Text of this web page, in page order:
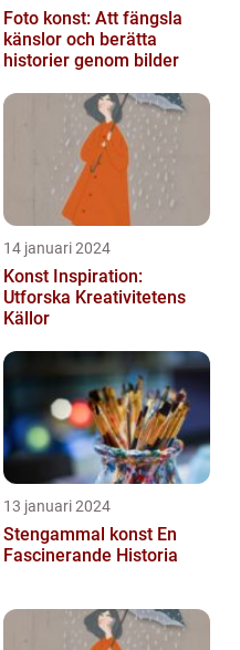
Foto konst: Att fängsla
känslor och berätta
historier genom bilder
14 januari 2024
Konst Inspiration:
Utforska Kreativitetens
Källor
13 januari 2024
Stengammal konst En
Fascinerande Historia